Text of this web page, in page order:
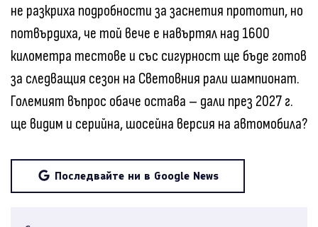
не разкриха подробности за заснетия прототип, но
потвърдиха, че той вече е навъртял над 1600
километра тестове и със сигурност ще бъде готов
за следващия сезон на Световния рали шампионат.
Големият въпрос обаче остава – дали през 2027 г.
ще видим и серийна, шосейна версия на автомобила?
Последвайте ни в Google News